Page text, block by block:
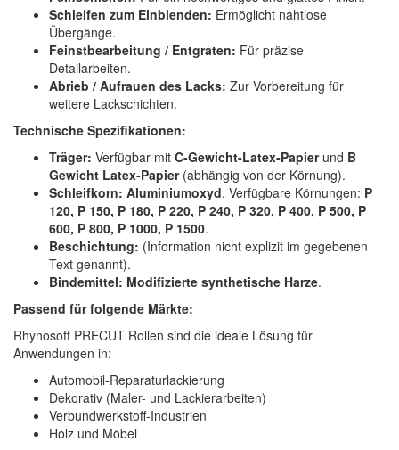
Schleifen zum Einblenden: Ermöglicht nahtlose
Übergänge.
Feinstbearbeitung / Entgraten: Für präzise
Detailarbeiten.
Abrieb / Aufrauen des Lacks: Zur Vorbereitung für
weitere Lackschichten.
Technische Spezifikationen:
Träger: Verfügbar mit C-Gewicht-Latex-Papierund B
Gewicht Latex-Papier(abhängig von der Körnung).
Schleifkorn: Aluminiumoxyd. Verfügbare Körnungen: P
120, P 150, P 180, P 220, P 240, P 320, P 400, P 500, P
600, P 800, P 1000, P 1500.
Beschichtung: (Information nicht explizit im gegebenen
Text genannt).
Bindemittel: Modifizierte synthetische Harze.
Passend für folgende Märkte:
Rhynosoft PRECUT Rollen sind die ideale Lösung für
Anwendungen in:
Automobil-Reparaturlackierung
Dekorativ (Maler- und Lackierarbeiten)
Verbundwerkstoff-Industrien
Holz und Möbel